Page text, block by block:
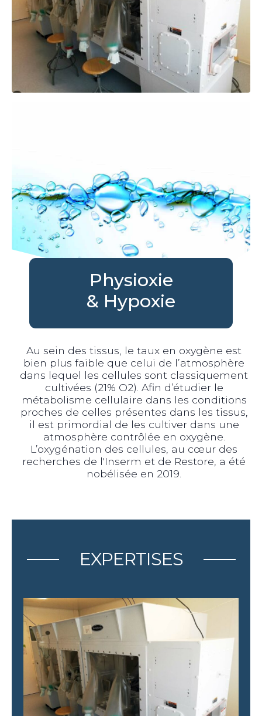
Physioxie
& Hypoxie
Au sein des tissus, le taux en oxygène est
bien plus faible que celui de l’atmosphère
dans lequel les cellules sont classiquement
cultivées (21% O2). Afin d’étudier le
métabolisme cellulaire dans les conditions
proches de celles présentes dans les tissus,
il est primordial de les cultiver dans une
atmosphère contrôlée en oxygène.
L’oxygénation des cellules, au cœur des
recherches de l'Inserm et de Restore, a été
nobélisée en 2019.
EXPERTISES